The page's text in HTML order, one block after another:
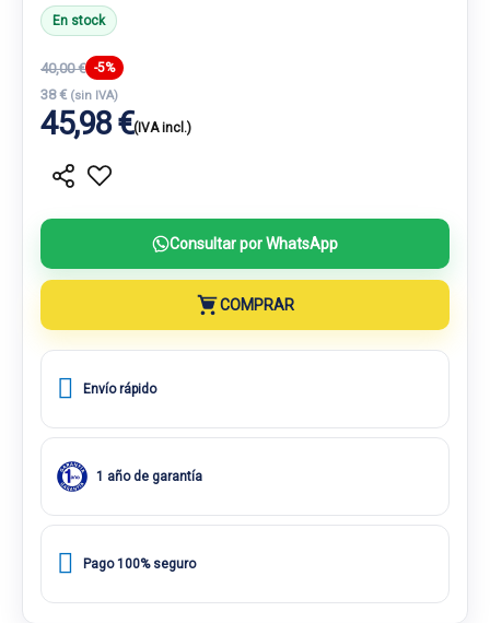
En stock
40,00 € -5%
38 € (sin IVA)
45,98 €(IVA incl.)
Consultar por WhatsApp
COMPRAR
Envío rápido
1 año de garantía
Pago 100% seguro